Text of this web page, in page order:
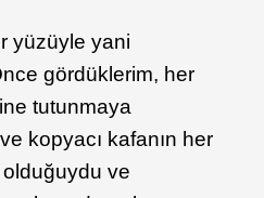
yüzüyle yani
gördüklerim, her
tutunmaya
kopyacı kafanın her
olduğuydu ve